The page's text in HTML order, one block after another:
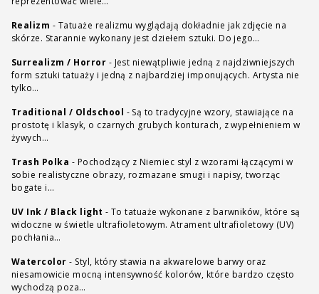
Realizm - Tatuaże realizmu wyglądają dokładnie jak zdjęcie na
skórze. Starannie wykonany jest dziełem sztuki. Do jego…
Surrealizm / Horror - Jest niewątpliwie jedną z najdziwniejszych
form sztuki tatuaży i jedną z najbardziej imponujących. Artysta nie
tylko…
Traditional / Oldschool - Są to tradycyjne wzory, stawiające na
prostotę i klasyk, o czarnych grubych konturach, z wypełnieniem w
żywych…
Trash Polka - Pochodzący z Niemiec styl z wzorami łączącymi w
sobie realistyczne obrazy, rozmazane smugi i napisy, tworząc
bogate i…
UV Ink / Black light - To tatuaże wykonane z barwników, które są
widoczne w świetle ultrafioletowym. Atrament ultrafioletowy (UV)
pochłania…
Watercolor - Styl, który stawia na akwarelowe barwy oraz
niesamowicie mocną intensywność kolorów, które bardzo często
wychodzą poza…